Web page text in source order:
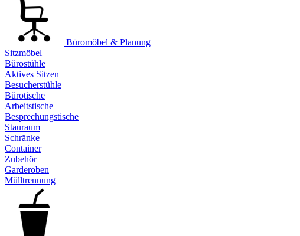
Büromöbel & Planung
Sitzmöbel
Bürostühle
Aktives Sitzen
Besucherstühle
Bürotische
Arbeitstische
Besprechungstische
Stauraum
Schränke
Container
Zubehör
Garderoben
Mülltrennung